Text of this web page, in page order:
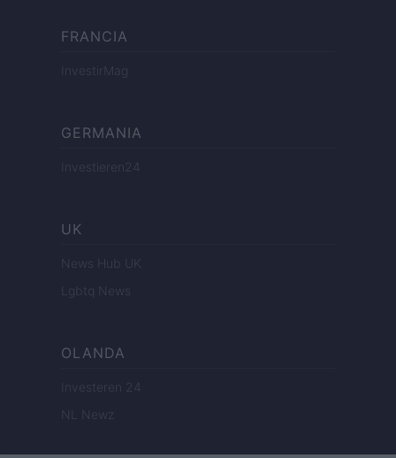
FRANCIA
InvestirMag
GERMANIA
Investieren24
UK
News Hub UK
Lgbtq News
OLANDA
Investeren 24
NL Newz